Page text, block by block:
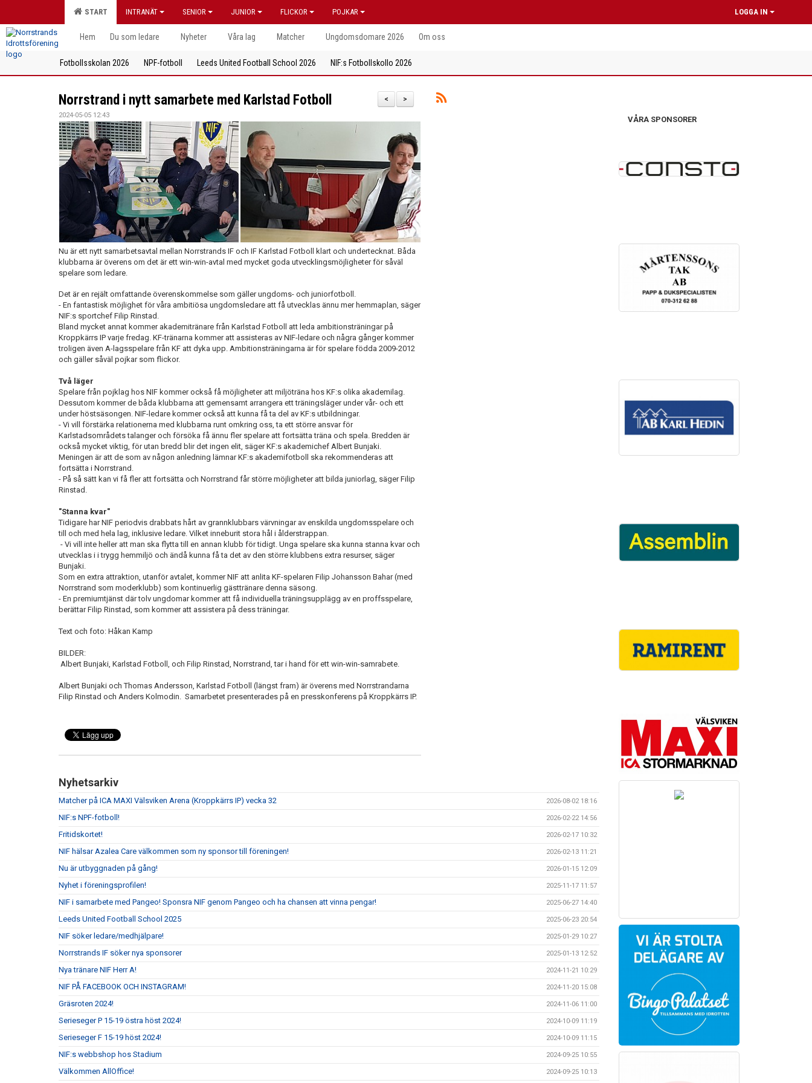
START INTRANÄT SENIOR JUNIOR FLICKOR POJKAR LOGGA IN
Hem Du som ledare Nyheter Våra lag Matcher Ungdomsdomare 2026 Om oss
Fotbollsskolan 2026 NPF-fotboll Leeds United Football School 2026 NIF:s Fotbollskollo 2026
>
<
Norrstrand i nytt samarbete med Karlstad Fotboll
2024-05-05 12:43
Nu är ett nytt samarbetsavtal mellan Norrstrands IF och IF Karlstad Fotboll klart och undertecknat. Båda
klubbarna är överens om det är ett win-win-avtal med mycket goda utvecklingsmöjligheter för såväl
spelare som ledare.
Det är en rejält omfattande överenskommelse som gäller ungdoms- och juniorfotboll.
- En fantastisk möjlighet för våra ambitiösa ungdomsledare att få utvecklas ännu mer hemmaplan, säger
NIF:s sportchef Filip Rinstad.
Bland mycket annat kommer akademitränare från Karlstad Fotboll att leda ambitionsträningar på
Kroppkärrs IP varje fredag. KF-tränarna kommer att assisteras av NIF-ledare och några gånger kommer
troligen även A-lagsspelare från KF att dyka upp. Ambitionsträningarna är för spelare födda 2009-2012
och gäller såväl pojkar som flickor.
Två läger
Spelare från pojklag hos NIF kommer också få möjligheter att miljöträna hos KF:s olika akademilag.
Dessutom kommer de båda klubbarna att gemensamt arrangera ett träningsläger under vår- och ett
under höstsäsongen. NIF-ledare kommer också att kunna få ta del av KF:s utbildningar.
- Vi vill förstärka relationerna med klubbarna runt omkring oss, ta ett större ansvar för
Karlstadsområdets talanger och försöka få ännu fler spelare att fortsätta träna och spela. Bredden är
också mycket viktig, för utan bredd blir det ingen elit, säger KF:s akademichef Albert Bunjaki.
Meningen är att de som av någon anledning lämnar KF:s akademifotboll ska rekommenderas att
fortsätta i Norrstrand.
- På så sätt kan vi få fler att fortsätta och Norrstrand får större möjligheter att bilda juniorlag, säger Filip
Rinstad.
"Stanna kvar"
Tidigare har NIF periodvis drabbats hårt av grannklubbars värvningar av enskilda ungdomsspelare och
till och med hela lag, inklusive ledare. Vilket inneburit stora hål i ålderstrappan.
- Vi vill inte heller att man ska flytta till en annan klubb för tidigt. Unga spelare ska kunna stanna kvar och
utvecklas i i trygg hemmiljö och ändå kunna få ta det av den större klubbens extra resurser, säger
Bunjaki.
Som en extra attraktion, utanför avtalet, kommer NIF att anlita KF-spelaren Filip Johansson Bahar (med
Norrstrand som moderklubb) som kontinuerlig gästtränare denna säsong.
- En premiumtjänst där tolv ungdomar kommer att få individuella träningsupplägg av en proffsspelare,
berättar Filip Rinstad, som kommer att assistera på dess träningar.
Text och foto: Håkan Kamp
BILDER:
Albert Bunjaki, Karlstad Fotboll, och Filip Rinstad, Norrstrand, tar i hand för ett win-win-samrabete.
Albert Bunjaki och Thomas Andersson, Karlstad Fotboll (längst fram) är överens med Norrstrandarna
Filip Rinstad och Anders Kolmodin. Samarbetet presenterades på en presskonferens på Kroppkärrs IP.
Nyhetsarkiv
Matcher på ICA MAXI Välsviken Arena (Kroppkärrs IP) vecka 32 2026-08-02 18:16
NIF:s NPF-fotboll! 2026-02-22 14:56
Fritidskortet! 2026-02-17 10:32
NIF hälsar Azalea Care välkommen som ny sponsor till föreningen! 2026-02-13 11:21
Nu är utbyggnaden på gång! 2026-01-15 12:09
Nyhet i föreningsprofilen! 2025-11-17 11:57
NIF i samarbete med Pangeo! Sponsra NIF genom Pangeo och ha chansen att vinna pengar! 2025-06-27 14:40
Leeds United Football School 2025 2025-06-23 20:54
NIF söker ledare/medhjälpare! 2025-01-29 10:27
Norrstrands IF söker nya sponsorer 2025-01-13 12:52
Nya tränare NIF Herr A! 2024-11-21 10:29
NIF PÅ FACEBOOK OCH INSTAGRAM! 2024-11-20 15:08
Gräsroten 2024! 2024-11-06 11:00
Serieseger P 15-19 östra höst 2024! 2024-10-09 11:19
Serieseger F 15-19 höst 2024! 2024-10-09 11:15
NIF:s webbshop hos Stadium 2024-09-25 10:55
Välkommen AllOffice! 2024-09-25 10:13
VÅRA SPONSORER